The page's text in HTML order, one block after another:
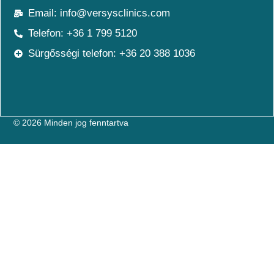
Email: info@versysclinics.com
Telefon: +36 1 799 5120
Sürgősségi telefon: +36 20 388 1036
© 2026 Minden jog fenntartva